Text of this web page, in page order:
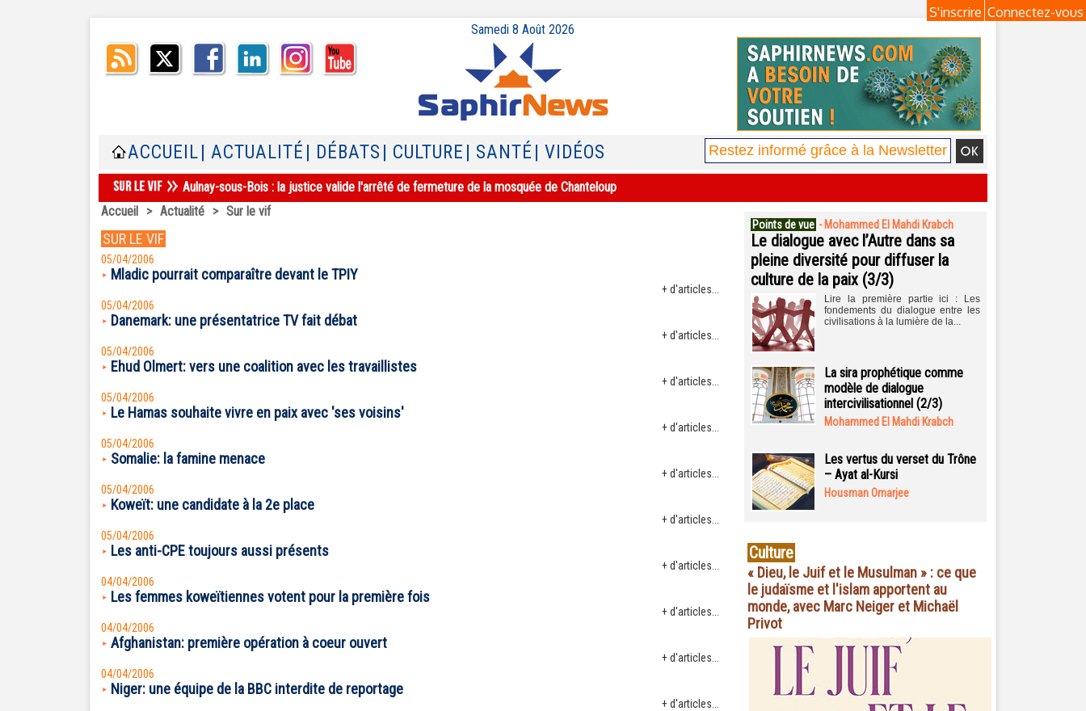
Connectez-vous
S'inscrire
Samedi 8 Août 2026
ACCUEIL | ACTUALITÉ | DÉBATS | CULTURE | SANTÉ | VIDÉOS
Aulnay-sous-Bois : la justice valide l'arrêté de fermeture de la mosquée de Chanteloup
Accueil > Actualité > Sur le vif
SUR LE VIF
05/04/2006
Mladic pourrait comparaître devant le TPIY
+ d'articles...
05/04/2006
Danemark: une présentatrice TV fait débat
+ d'articles...
05/04/2006
Ehud Olmert: vers une coalition avec les travaillistes
+ d'articles...
05/04/2006
Le Hamas souhaite vivre en paix avec 'ses voisins'
+ d'articles...
05/04/2006
Somalie: la famine menace
+ d'articles...
05/04/2006
Koweït: une candidate à la 2e place
+ d'articles...
05/04/2006
Les anti-CPE toujours aussi présents
+ d'articles...
04/04/2006
Les femmes koweïtiennes votent pour la première fois
+ d'articles...
04/04/2006
Afghanistan: première opération à coeur ouvert
+ d'articles...
04/04/2006
Niger: une équipe de la BBC interdite de reportage
+ d'articles...
Points de vue - Mohammed El Mahdi Krabch
Le dialogue avec l’Autre dans sa
pleine diversité pour diffuser la
culture de la paix (3/3)
Lire la première partie ici : Les
fondements du dialogue entre les
civilisations à la lumière de la...
La sira prophétique comme
modèle de dialogue
intercivilisationnel (2/3)
Mohammed El Mahdi Krabch
Les vertus du verset du Trône
– Ayat al-Kursi
Housman Omarjee
Culture
« Dieu, le Juif et le Musulman » : ce que
le judaïsme et l'islam apportent au
monde, avec Marc Neiger et Michaël
Privot